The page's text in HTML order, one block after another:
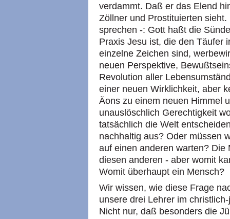
verdammt. Daß er das Elend
Zöllner und Prostituierten
sprechen -: Gott haßt die
Praxis Jesu ist, die den Täufer
einzelne Zeichen sind,
neuen Perspektive,
Revolution aller
einer neuen Wirklichkeit, aber
Äons zu einem neuen Himmel
unauslöschlich Gerechtigkeit
tatsächlich die Welt
nachhaltig aus? Oder müssen
auf einen anderen warten?
diesen anderen - aber womit
Womit überhaupt ein Mensch?
Wir wissen, wie diese Frage
unsere drei Lehrer im
Nicht nur, daß besonders die